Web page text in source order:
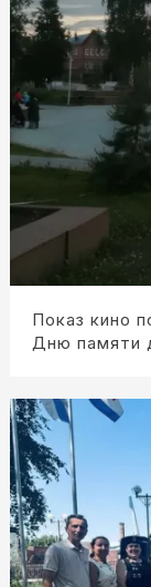
Показ кино
Дню памяти